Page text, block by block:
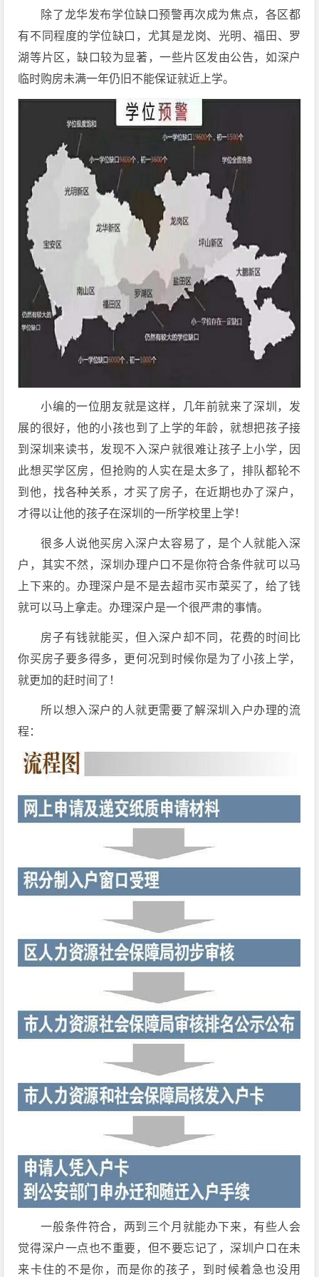
除了龙华发布学位缺口预警再次成为焦点，各区都
有不同程度的学位缺口，尤其是龙岗、光明、福田、罗
湖等片区，缺口较为显著，一些片区发由公告，如深户
临时购房未满一年仍旧不能保证就近上学。
小编的一位朋友就是这样，几年前就来了深圳，发
展的很好，他的小孩也到了上学的年龄，就想把孩子接
到深圳来读书，发现不入深户就很难让孩子上小学，因
此想买学区房，但抢购的人实在是太多了，排队都轮不
到他，找各种关系，才买了房子，在近期也办了深户，
才得以让他的孩子在深圳的一所学校里上学！
很多人说他买房入深户太容易了，是个人就能入深
户，其实不然，深圳办理户口不是你符合条件就可以马
上下来的。办理深户是不是去超市买市菜买了，给了钱
就可以马上拿走。办理深户是一个很严肃的事情。
房子有钱就能买，但入深户却不同，花费的时间比
你买房子要多得多，更何况到时候你是为了小孩上学，
就更加的赶时间了！
所以想入深户的人就更需要了解深圳入户办理的流
程：
一般条件符合，两到三个月就能办下来，有些人会
觉得深户一点也不重要，但不要忘记了，深圳户口在未
来卡住的不是你，而是你的孩子，到时候着急也没用